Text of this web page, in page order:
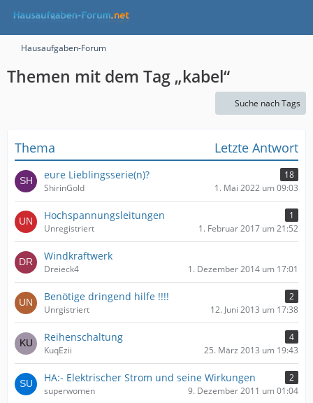
Hausaufgaben-Forum
Themen mit dem Tag „kabel“
Suche nach Tags
Thema Letzte Antwort
eure Lieblingsserie(n)?
18
ShirinGold
1. Mai 2022 um 09:03
Hochspannungsleitungen
1
Unregistriert
1. Februar 2017 um 21:52
Windkraftwerk
Dreieck4 1. Dezember 2014 um 17:01
Benötige dringend hilfe !!!!
2
Unrgistriert
12. Juni 2013 um 17:38
Reihenschaltung
4
KuqEzii
25. März 2013 um 19:43
HA:- Elektrischer Strom und seine Wirkungen
2
superwomen
9. Dezember 2011 um 01:04